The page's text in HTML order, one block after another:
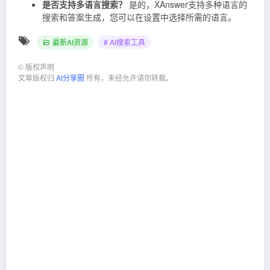
是否支持多语言搜索？ 是的，XAnswer支持多种语言的
搜索和答案生成，您可以在设置中选择所需的语言。
最新AI资源 # AI搜索工具
© 版权声明
文章版权归 AI分享圈 所有，未经允许请勿转载。